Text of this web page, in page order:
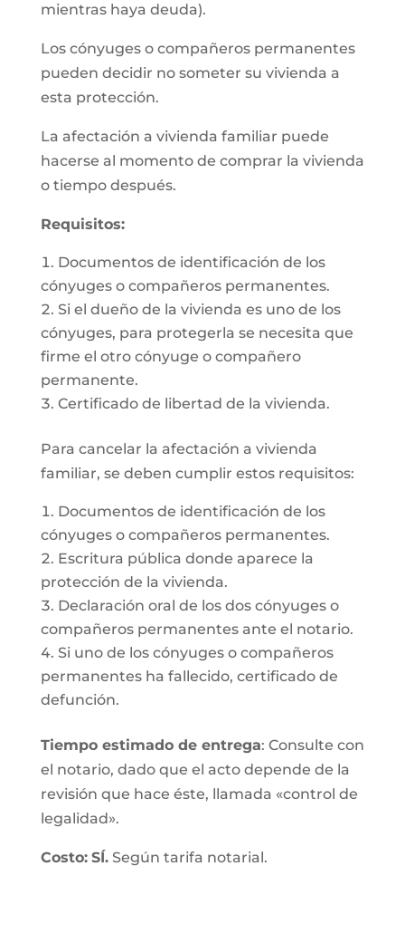
mientras haya deuda).
Los cónyuges o compañeros permanentes
pueden decidir no someter su vivienda a
esta protección.
La afectación a vivienda familiar puede
hacerse al momento de comprar la vivienda
o tiempo después.
Requisitos:
Documentos de identificación de los
cónyuges o compañeros permanentes.
Si el dueño de la vivienda es uno de los
cónyuges, para protegerla se necesita que
firme el otro cónyuge o compañero
permanente.
Certificado de libertad de la vivienda.
Para cancelar la afectación a vivienda
familiar, se deben cumplir estos requisitos:
Documentos de identificación de los
cónyuges o compañeros permanentes.
Escritura pública donde aparece la
protección de la vivienda.
Declaración oral de los dos cónyuges o
compañeros permanentes ante el notario.
Si uno de los cónyuges o compañeros
permanentes ha fallecido, certificado de
defunción.
Tiempo estimado de entrega: Consulte con
el notario, dado que el acto depende de la
revisión que hace éste, llamada «control de
legalidad».
Costo: SÍ.Según tarifa notarial.